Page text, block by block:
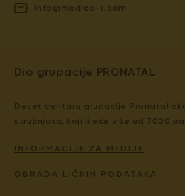
Dio grupacije PRONATAL
Deset centara grupacije Pronatal
stručnjaka, koji liječe više od 7000
INFORMACIJE ZA MEDIJE
OBRADA LIČNIH PODATAKA
info@medico-s.com